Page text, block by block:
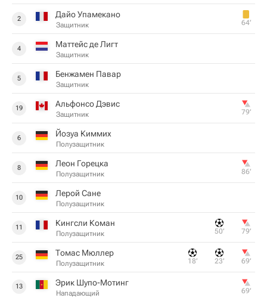
2 Дайо Упамекано
Защитник 64‎’‎
4 Маттейс де Лигт
Защитник
5 Бенжамен Павар
Защитник
19 Альфонсо Дэвис
Защитник 79‎’‎
6 Йозуа Киммих
Полузащитник
8 Леон Горецка
Полузащитник 86‎’‎
10 Лерой Сане
Полузащитник
11 Кингсли Коман
Полузащитник 50‎’‎ 79‎’‎
25 Томас Мюллер
Полузащитник 18‎’‎ 23‎’‎ 69‎’‎
13 Эрик Шупо-Мотинг
Нападающий 69‎’‎